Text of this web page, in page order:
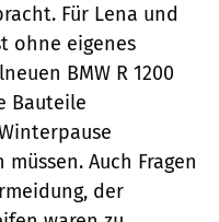
Für Lena und
ohne eigenes
BMW R 1200
Bauteile
Auch Fragen
der